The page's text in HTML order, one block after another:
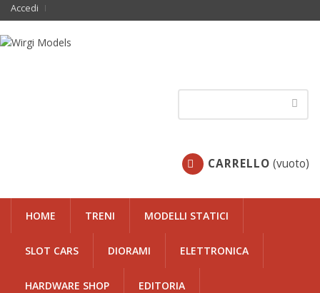
Accedi
CARRELLO (vuoto)
HOME TRENI MODELLI STATICI
SLOT CARS DIORAMI ELETTRONICA
HARDWARE SHOP EDITORIA